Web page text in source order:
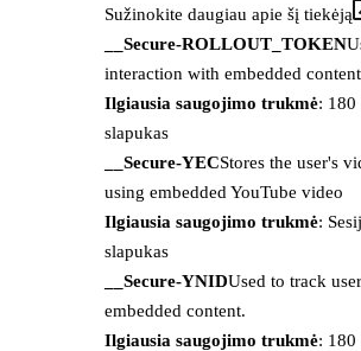
Sužinokite daugiau apie šį tiekėją
__Secure-ROLLOUT_TOKEN
interaction with embedded
Ilgiausia saugojimo trukmė: 180
slapukas
__Secure-YECStores the user's
using embedded YouTube video
Ilgiausia saugojimo trukmė:
slapukas
__Secure-YNIDUsed to track
embedded content.
Ilgiausia saugojimo trukmė: 180